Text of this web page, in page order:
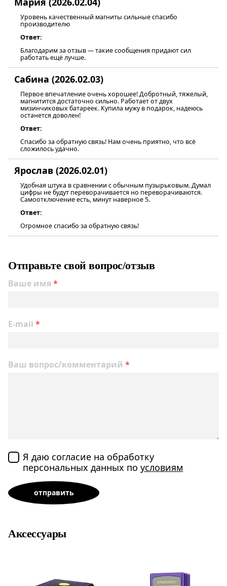
Уровень качественный магниты сильные спасибо
производителю
Ответ:
Благодарим за отзыв — такие сообщения придают сил
работать ещё лучше.
Сабина (2026.02.03)
Первое впечатление очень хорошее! Добротный, тяжелый,
магнитится достаточно сильно. Работает от двух
мизинчиковых батареек. Купила мужу в подарок, надеюсь
останется доволен!
Ответ:
Спасибо за обратную связь! Нам очень приятно, что всё
сложилось удачно.
Ярослав (2026.02.01)
Удобная штука в сравнении с обычным пузырьковым. Думал
цифры не будут переворачивается но переворачиваются.
Самоотключение есть, минут наверное 5.
Ответ:
Огромное спасибо за обратную связь!
Отправьте свой вопрос/отзыв
Ваше имя *
E-mail *
Ваш вопрос/комментарий *
Я даю согласие на обработку
персональных данных поусловиям
Аксессуары